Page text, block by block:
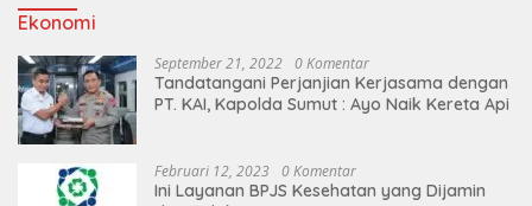
Ekonomi
September 21, 2022 0 Komentar
Tandatangani Perjanjian Kerjasama dengan
PT. KAI, Kapolda Sumut : Ayo Naik Kereta Api
Februari 12, 2023 0 Komentar
Ini Layanan BPJS Kesehatan yang Dijamin